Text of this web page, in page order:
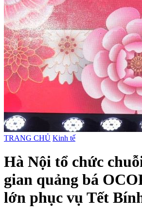
TRANG CHỦ Kinh tế
Hà Nội tổ chức
gian quảng bá
lớn phục vụ Tết